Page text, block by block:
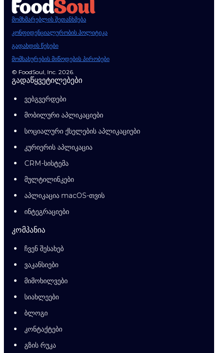
მომხმარებლის შეთანხმება
კონფიდენციალურობის პოლიტიკა
გადახდის წესები
მომსახურების მიწოდების პირობები
© FoodSoul, Inc. 2026.
გადაწყვეტილებები
ვებგვერდები
მობილური აპლიკაციები
სოციალური ქსელების აპლიკაციები
კურიერის აპლიკაცია
CRM-სისტემა
მულტილინკები
აპლიკაცია macOS-თვის
ინტეგრაციები
კომპანია
ჩვენ შესახებ
ვაკანსიები
მიმოხილვები
სიახლეები
ბლოგი
კონტაქტები
გზის რუკა